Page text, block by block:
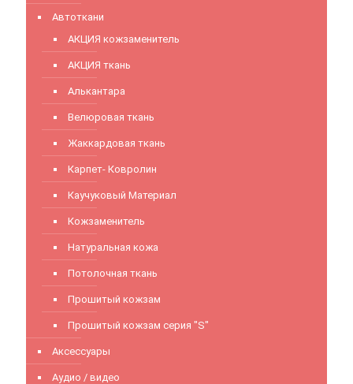
Автоткани
АКЦИЯ кожзаменитель
АКЦИЯ ткань
Алькантара
Велюровая ткань
Жаккардовая ткань
Карпет- Ковролин
Каучуковый Материал
Кожзаменитель
Натуральная кожа
Потолочная ткань
Прошитый кожзам
Прошитый кожзам серия "S"
Аксессуары
Аудио / видео